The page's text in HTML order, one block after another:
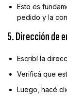
Esto es
pedido y la
5. Dirección de
Escribí la
Verificá que
Luego, hacé